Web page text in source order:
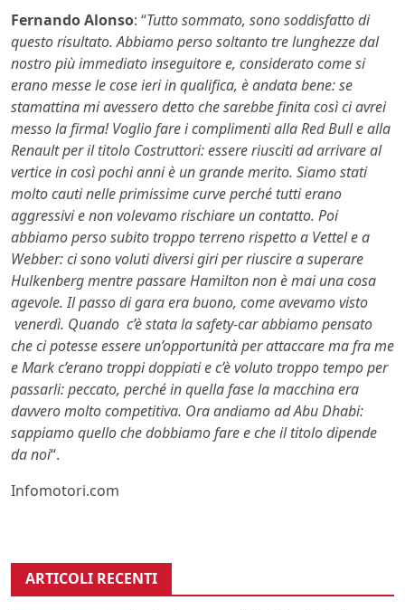
Fernando Alonso: “Tutto sommato, sono soddisfatto di
questo risultato. Abbiamo perso soltanto tre lunghezze dal
nostro più immediato inseguitore e, considerato come si
erano messe le cose ieri in qualifica, è andata bene: se
stamattina mi avessero detto che sarebbe finita così ci avrei
messo la firma! Voglio fare i complimenti alla Red Bull e alla
Renault per il titolo Costruttori: essere riusciti ad arrivare al
vertice in così pochi anni è un grande merito. Siamo stati
molto cauti nelle primissime curve perché tutti erano
aggressivi e non volevamo rischiare un contatto. Poi
abbiamo perso subito troppo terreno rispetto a Vettel e a
Webber: ci sono voluti diversi giri per riuscire a superare
Hulkenberg mentre passare Hamilton non è mai una cosa
agevole. Il passo di gara era buono, come avevamo visto
venerdì. Quando c’è stata la safety-car abbiamo pensato
che ci potesse essere un’opportunità per attaccare ma fra me
e Mark c’erano troppi doppiati e c’è voluto troppo tempo per
passarli: peccato, perché in quella fase la macchina era
davvero molto competitiva. Ora andiamo ad Abu Dhabi:
sappiamo quello che dobbiamo fare e che il titolo dipende
da noi“.
Infomotori.com
ARTICOLI RECENTI